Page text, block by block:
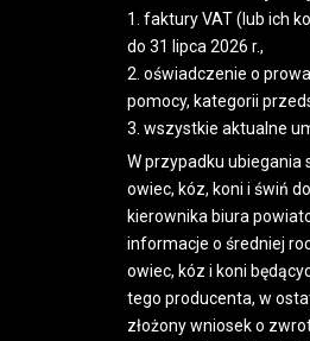
1. faktury VAT (lub ich
do 31 lipca 2026 r.,
2. oświadczenie o
pomocy, kategorii
3. wszystkie aktualne
W przypadku ubiegania
owiec, kóz, koni i świń
kierownika biura
informacje o średniej
owiec, kóz i koni
tego producenta, w
złożony wniosek o